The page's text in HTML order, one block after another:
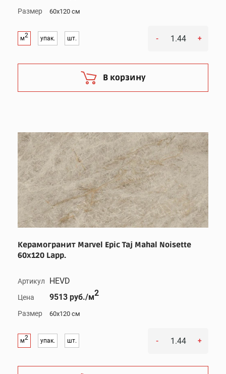
Размер 60x120 см
м2 упак. шт. - +
В корзину
Керамогранит Marvel Epic Taj Mahal Noisette
60x120 Lapp.
Артикул HEVD
Цена 9513 руб./м2
Размер 60x120 см
м2 упак. шт. - +